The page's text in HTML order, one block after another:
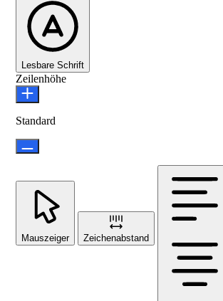
Lesbare Schrift
Zeilenhöhe
Standard
Mauszeiger Zeichenabstand